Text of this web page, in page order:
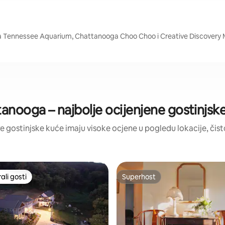
Aquarium, Chattanooga Choo Choo i Creative Discovery
– najbolje ocijenjene
gostinjske kuće imaju visoke ocjene u pogledu lokacije,
rangiranima s oznakom „Odabrali gosti”
gosti Superhost
Superhost